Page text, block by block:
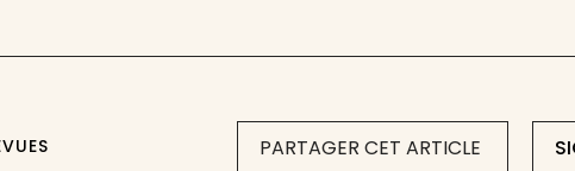
PARTAGER CET ARTICLE